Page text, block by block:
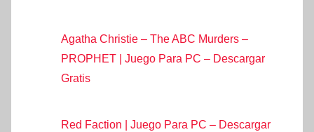
Agatha Christie – The ABC Murders –
PROPHET | Juego Para PC – Descargar
Gratis
Red Faction | Juego Para PC – Descargar